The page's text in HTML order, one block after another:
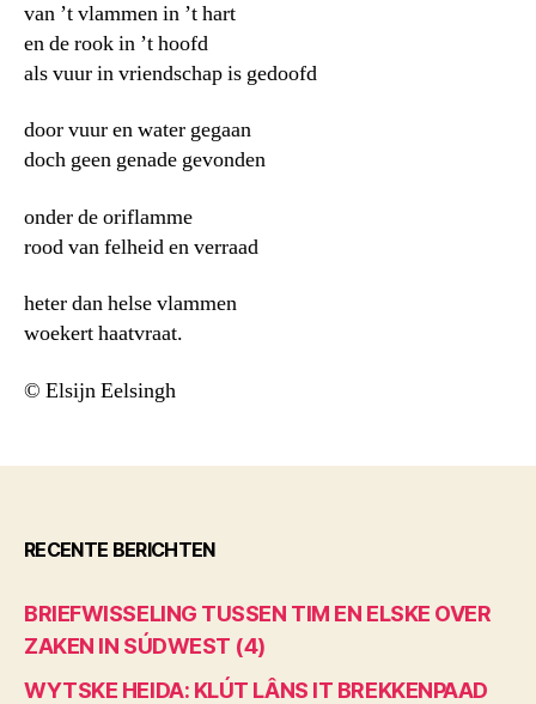
van ’t vlammen in ’t hart
en de rook in ’t hoofd
als vuur in vriendschap is gedoofd
door vuur en water gegaan
doch geen genade gevonden
onder de oriflamme
rood van felheid en verraad
heter dan helse vlammen
woekert haatvraat.
© Elsijn Eelsingh
RECENTE BERICHTEN
BRIEFWISSELING TUSSEN TIM EN ELSKE OVER
ZAKEN IN SÚDWEST (4)
WYTSKE HEIDA: KLÚT LÂNS IT BREKKENPAAD